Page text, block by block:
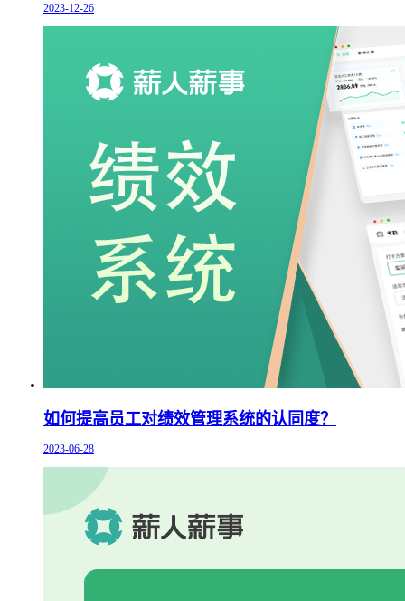
2023-12-26
如何提高员工对绩效管理系统的认同度？
2023-06-28